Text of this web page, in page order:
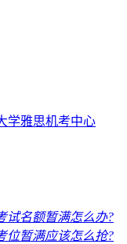
学雅思机考中心
试名额暂满怎么办?
位暂满应该怎么抢?